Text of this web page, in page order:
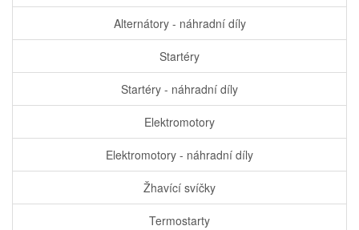
Alternátory - náhradní díly
Startéry
Startéry - náhradní díly
Elektromotory
Elektromotory - náhradní díly
Žhavící svíčky
Termostarty